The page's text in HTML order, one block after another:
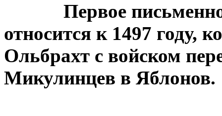
Первое письменное
относится к 1497 году,
Ольбрахт с войском
Микулинцев в Яблонов.